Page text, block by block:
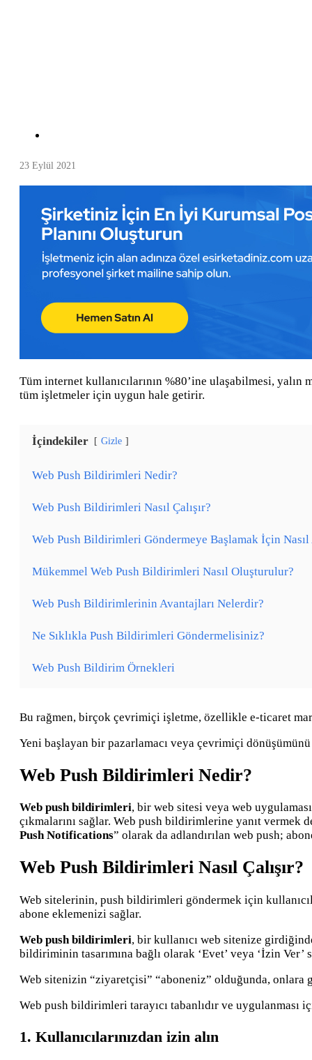
23 Eylül 2021
Tüm internet kullanıcılarının %80’ine ulaşabilmesi,
tüm işletmeler için uygun hale getirir.
İçindekiler Gizle
Web Push Bildirimleri Nedir?
Web Push Bildirimleri Nasıl Çalışır?
Web Push Bildirimleri Göndermeye Başlamak İçin Nasıl
Mükemmel Web Push Bildirimleri Nasıl Oluşturulur?
Web Push Bildirimlerinin Avantajları Nelerdir?
Ne Sıklıkla Push Bildirimleri Göndermelisiniz?
Web Push Bildirim Örnekleri
Bu rağmen, birçok çevrimiçi işletme, özellikle e-ticaret
Yeni başlayan bir pazarlamacı veya çevrimiçi
Web Push Bildirimleri Nedir?
Web push bildirimleri, bir web sitesi veya web
çıkmalarını sağlar. Web push bildirimlerine yanıt
Push Notifications” olarak da adlandırılan web push;
Web Push Bildirimleri Nasıl Çalışır?
Web sitelerinin, push bildirimleri göndermek için
abone eklemenizi sağlar.
Web push bildirimleri, bir kullanıcı web sitenize
bildiriminin tasarımına bağlı olarak ‘Evet’ veya ‘İzin Ver’
Web sitenizin “ziyaretçisi” “aboneniz” olduğunda,
Web push bildirimleri tarayıcı tabanlıdır ve uygulanması
1. Kullanıcılarınızdan izin alın